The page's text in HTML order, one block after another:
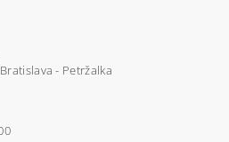
- Petržalka